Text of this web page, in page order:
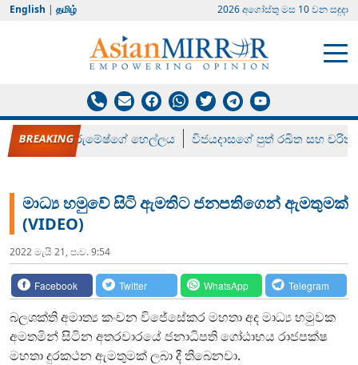
English | தமிழ் 2026 අගෝස්‍තු මස 10 වන සඳුදා
රන් ගෙනා රුමේෂ්ගේ හෙල්ලය විජයදාසගේ පුත් රඛිත සහ චරිත්
මාධ්‍ය හමුවේ සිටි ඇමතිට ජනපතිගෙන් ඇමතුමක්
(VIDEO)
2022 මැයි 21, ප.ව. 9:54
Facebook Twitter WhatsApp Telegram
බලශක්ති අමාත්‍ය කංචන විජේසේකර මහතා අද මාධ්‍ය හමුවක
අමතමින් සිටින අතරවාරයේ ජනාධිපති ගෝඨාභය රාජපක්ෂ
මහතා දුරකථන ඇමතුමක් ලබා දී තිබෙනවා.